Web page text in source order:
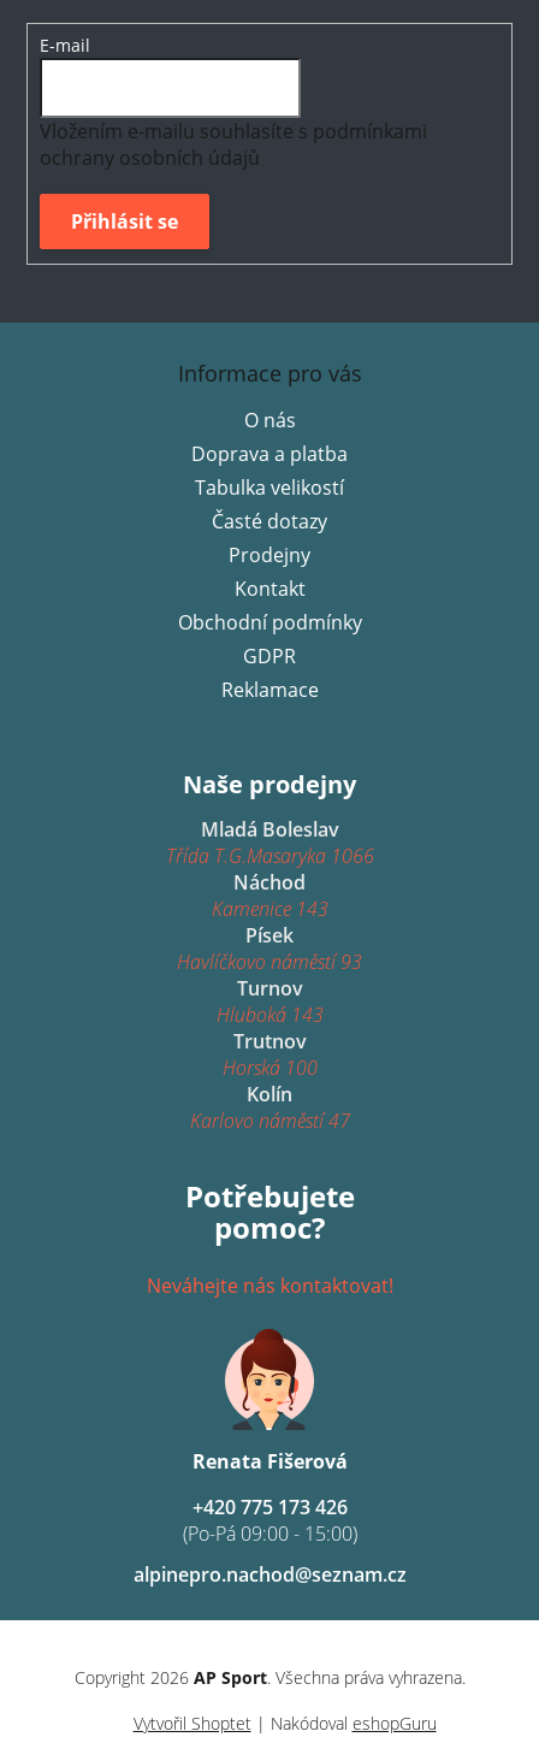
E-mail
Vložením e-mailu souhlasíte s podmínkami
ochrany osobních údajů
Přihlásit se
Z
Informace pro vás
O nás
Doprava a platba
Tabulka velikostí
Časté dotazy
Prodejny
Kontakt
Obchodní podmínky
GDPR
Reklamace
Naše prodejny
Mladá Boleslav
Třída T.G.Masaryka 1066
Náchod
Kamenice 143
Písek
Havlíčkovo náměstí 93
Turnov
Hluboká 143
Trutnov
Horská 100
Kolín
Karlovo náměstí 47
Potřebujete
pomoc?
Neváhejte nás kontaktovat!
Renata Fišerová
alpinepro.nachod@seznam.cz
+420 775 173 426
(Po-Pá 09:00 - 15:00)
Vytvořil Shoptet| Nakódoval eshopGuru
Copyright 2026 AP Sport. Všechna práva vyhrazena.